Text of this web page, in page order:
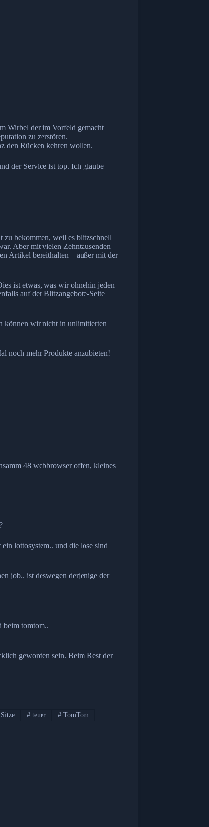
Wirbel der im Vorfeld gemacht
zu zerstören.
den Rücken kehren wollen.
der Service ist top. Ich glaube
zu bekommen, weil es blitzschnell
Aber mit vielen Zehntausenden
Artikel bereithalten – außer mit der
ist etwas, was wir ohnehin jeden
auf der Blitzangebote-Seite
können wir nicht in unlimitierten
noch mehr Produkte anzubieten!
48 webbrowser offen, kleines
lottosystem.. und die lose sind
job.. ist deswegen derjenige der
beim tomtom..
geworden sein. Beim Rest der
Sitze # teuer # TomTom